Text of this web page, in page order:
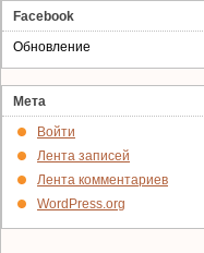
Facebook
Обновление
Мета
Войти
Лента записей
Лента комментариев
WordPress.org